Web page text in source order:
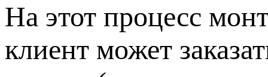
На этот процесс
клиент может